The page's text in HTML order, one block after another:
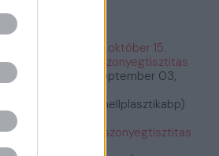
t.co/G6y7bq2BNU
és fogyókúra
2019. október 15.
t.co/ErRtlyiGW9
#szonyegtisztitas
ErRtlyiGW9
September 03,
Sebészet (@mellplasztikabp)
3.
t.co/xkWHrUDgsi
#szonyegtisztitas
t.co/xkWHrUDgsi